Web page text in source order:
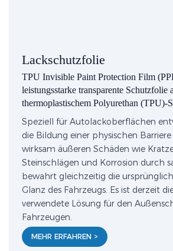
Lackschutzfolie
TPU Invisible Paint Protection Film
leistungsstarke transparente Schutzfolie
thermoplastischem Polyurethan (TPU)-
Speziell für Autolackoberflächen
die Bildung einer physischen
wirksam äußeren Schäden wie
Steinschlägen und Korrosion durch
bewahrt gleichzeitig die
Glanz des Fahrzeugs. Es ist derzeit
verwendete Lösung für den
Fahrzeugen.
MEHR ERFAHREN >